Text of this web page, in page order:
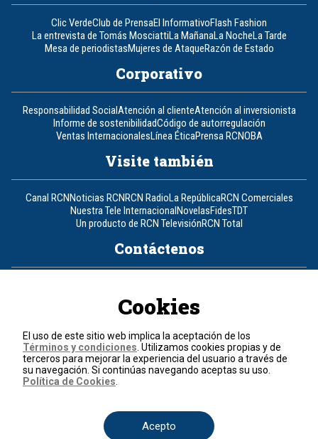
Clic VerdeClub de PrensaEl InformativoFlash Fashion
La entrevista de Tomás MosciattiLa MañanaLa NocheLa Tarde
Mesa de periodistasMujeres de AtaqueRazón de Estado
Corporativo
Responsabilidad SocialAtención al clienteAtención al inversionista
Informe de sostenibilidadCódigo de autorregulación
Ventas InternacionalesLínea ÉticaPrensa RCNOBA
Visite también
Canal RCNNoticias RCNRCN RadioLa RepúblicaRCN Comerciales
Nuestra Tele InternacionalNovelasFidesTDT
Un producto de RCN TelevisiónRCN Total
Contáctenos
Política de cookies
Términos y condiciones
© 2026, RCN Medios.
Todos los derechos reservados.
Cookies
El uso de este sitio web implica la aceptación de los
Términos y condiciones . Utilizamos cookies propias y de
terceros para mejorar la experiencia del usuario a través de
su navegación. Si continúas navegando aceptas su uso.
Política de Cookies
Acepto